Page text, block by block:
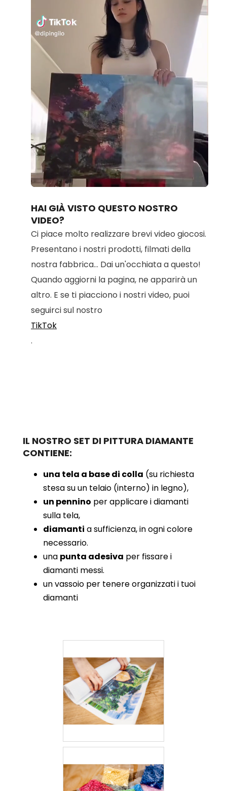
Unmute Loaded:
100.00%
HAI GIÀ VISTO QUESTO NOSTRO
VIDEO?
Ci piace molto realizzare brevi video giocosi.
Presentano i nostri prodotti, filmati della
nostra fabbrica... Dai un'occhiata a questo!
Quando aggiorni la pagina, ne apparirà un
altro. E se ti piacciono i nostri video, puoi
seguirci sul nostro
TikTok
.
IL NOSTRO SET DI PITTURA DIAMANTE
CONTIENE:
una tela a base di colla (su richiesta
stesa su un telaio (interno) in legno),
un pennino per applicare i diamanti
sulla tela,
diamanti a sufficienza, in ogni colore
necessario.
una punta adesiva per fissare i
diamanti messi.
un vassoio per tenere organizzati i tuoi
diamanti